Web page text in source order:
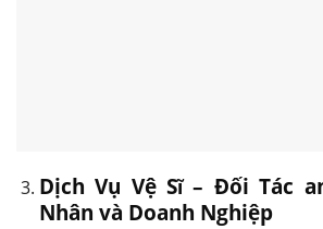
Dịch Vụ Vệ Sĩ – Đối Tác
Nhân và Doanh Nghiệp